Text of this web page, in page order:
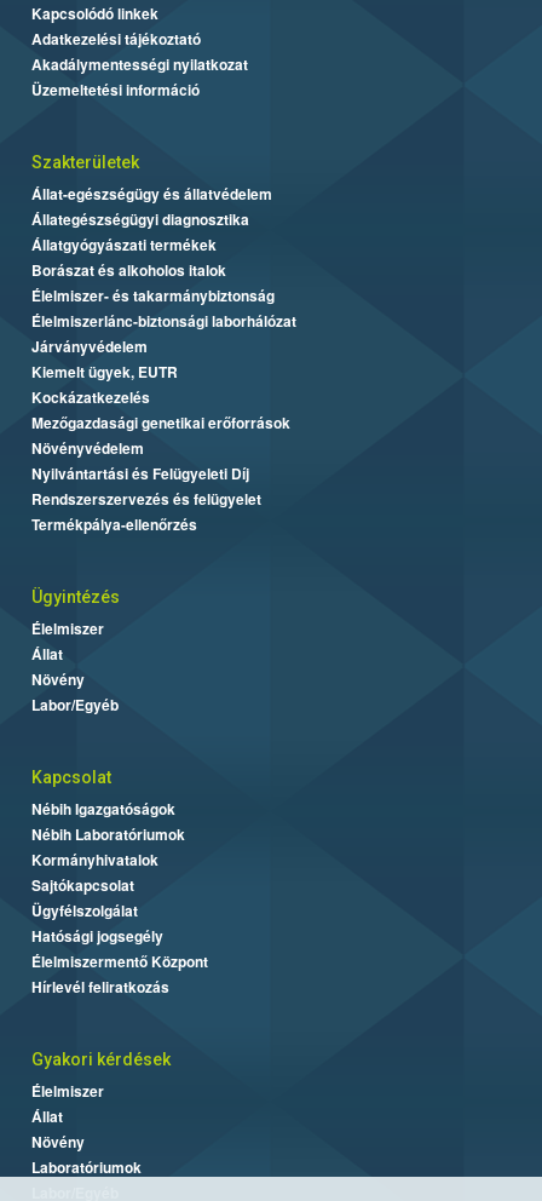
Kapcsolódó linkek
Adatkezelési tájékoztató
Akadálymentességi nyilatkozat
Üzemeltetési információ
Szakterületek
Állat-egészségügy és állatvédelem
Állategészségügyi diagnosztika
Állatgyógyászati termékek
Borászat és alkoholos italok
Élelmiszer- és takarmánybiztonság
Élelmiszerlánc-biztonsági laborhálózat
Járványvédelem
Kiemelt ügyek, EUTR
Kockázatkezelés
Mezőgazdasági genetikai erőforrások
Növényvédelem
Nyilvántartási és Felügyeleti Díj
Rendszerszervezés és felügyelet
Termékpálya-ellenőrzés
Ügyintézés
Élelmiszer
Állat
Növény
Labor/Egyéb
Kapcsolat
Nébih Igazgatóságok
Nébih Laboratóriumok
Kormányhivatalok
Sajtókapcsolat
Ügyfélszolgálat
Hatósági jogsegély
Élelmiszermentő Központ
Hírlevél feliratkozás
Gyakori kérdések
Élelmiszer
Állat
Növény
Laboratóriumok